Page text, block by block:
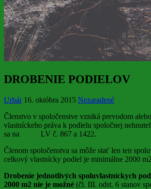
DROBENIE PODIELOV
Urbár 16. októbra 2015 Nezaradené
Členstvo v spoločenstve vzniká prevodom
vlastníckeho práva k podielu spoločnej
sa na LV č. 867 a 1422.
Členom spoločenstva sa môže stať len ten
celkový vlastnícky podiel je minimálne 2000
Drobenie jednotlivých spoluvlastníckych
2000 m2 nie je možné (čl. III. odst. 6 stanov